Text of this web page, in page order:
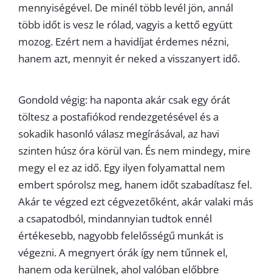
mennyiségével. De minél több levél jön, annál
több időt is vesz le rólad, vagyis a kettő együtt
mozog. Ezért nem a havidíjat érdemes nézni,
hanem azt, mennyit ér neked a visszanyert idő.
Gondold végig: ha naponta akár csak egy órát
töltesz a postafiókod rendezgetésével és a
sokadik hasonló válasz megírásával, az havi
szinten húsz óra körül van. És nem mindegy, mire
megy el ez az idő. Egy ilyen folyamattal nem
embert spórolsz meg, hanem időt szabadítasz fel.
Akár te végzed ezt cégvezetőként, akár valaki más
a csapatodból, mindannyian tudtok ennél
értékesebb, nagyobb felelősségű munkát is
végezni. A megnyert órák így nem tűnnek el,
hanem oda kerülnek, ahol valóban előbbre